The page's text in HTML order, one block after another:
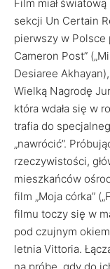
Film miał
sekcji Un Certain
pierwszy w Polsce
Cameron Post”
Desiaree
Wielką Nagrodę
która wdała się w
trafia do
„nawrócić”.
rzeczywistości,
mieszkańców
film „Moja córka”
filmu toczy się w
pod czujnym
letnia Vittoria.